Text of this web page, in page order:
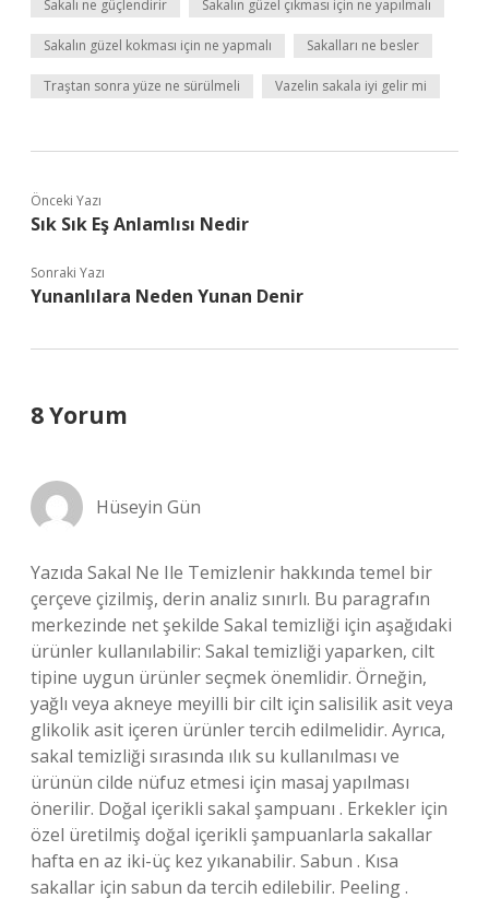
Sakalı ne güçlendirir Sakalın güzel çıkması için ne yapılmalı
Sakalın güzel kokması için ne yapmalı Sakalları ne besler
Traştan sonra yüze ne sürülmeli Vazelin sakala iyi gelir mi
Önceki Yazı
Sık Sık Eş Anlamlısı Nedir
Sonraki Yazı
Yunanlılara Neden Yunan Denir
8 Yorum
Hüseyin Gün
Yazıda Sakal Ne Ile Temizlenir hakkında temel bir
çerçeve çizilmiş, derin analiz sınırlı. Bu paragrafın
merkezinde net şekilde Sakal temizliği için aşağıdaki
ürünler kullanılabilir: Sakal temizliği yaparken, cilt
tipine uygun ürünler seçmek önemlidir. Örneğin,
yağlı veya akneye meyilli bir cilt için salisilik asit veya
glikolik asit içeren ürünler tercih edilmelidir. Ayrıca,
sakal temizliği sırasında ılık su kullanılması ve
ürünün cilde nüfuz etmesi için masaj yapılması
önerilir. Doğal içerikli sakal şampuanı . Erkekler için
özel üretilmiş doğal içerikli şampuanlarla sakallar
hafta en az iki-üç kez yıkanabilir. Sabun . Kısa
sakallar için sabun da tercih edilebilir. Peeling .